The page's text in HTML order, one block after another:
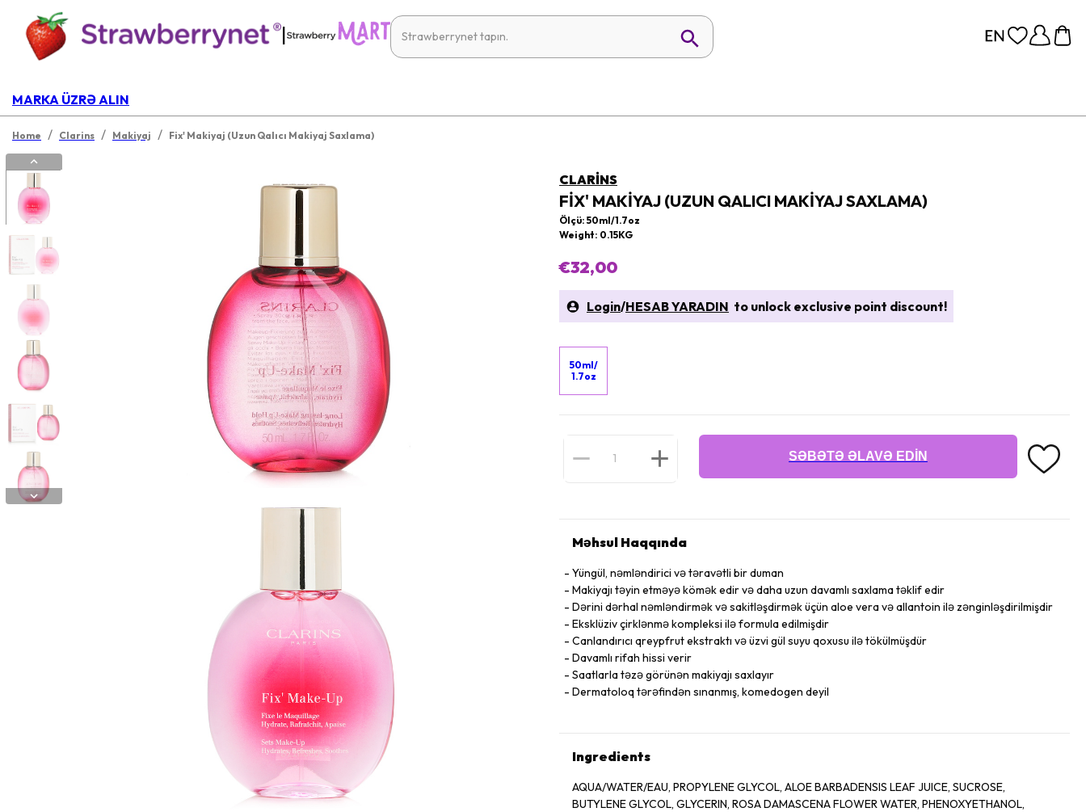
|
MARKA ÜZRƏ ALIN
Home / Clarins / Makiyaj / Fix' Makiyaj (Uzun Qalıcı Makiyaj Saxlama)
CLARINS
FIX' MAKIYAJ (UZUN QALICI MAKIYAJ SAXLAMA)
Ölçü: 50ml/1.7oz
Weight: 0.15KG
€32,00
Login/HESAB YARADIN to unlock exclusive point discount!
50ml/
1.7oz
SƏBƏTƏ ƏLAVƏ EDIN
Məhsul Haqqında
Yüngül, nəmləndirici və təravətli bir duman
Makiyajı təyin etməyə kömək edir və daha uzun davamlı saxlama təklif edir
Dərini dərhal nəmləndirmək və sakitləşdirmək üçün aloe vera və allantoin ilə zənginləşdirilmişdir
Eksklüziv çirklənmə kompleksi ilə formula edilmişdir
Canlandırıcı qreypfrut ekstraktı və üzvi gül suyu qoxusu ilə tökülmüşdür
Davamlı rifah hissi verir
Saatlarla təzə görünən makiyajı saxlayır
Dermatoloq tərəfindən sınanmış, komedogen deyil
Ingredients
AQUA/WATER/EAU, PROPYLENE GLYCOL, ALOE BARBADENSIS LEAF JUICE, SUCROSE,
BUTYLENE GLYCOL, GLYCERIN, ROSA DAMASCENA FLOWER WATER, PHENOXYETHANOL,